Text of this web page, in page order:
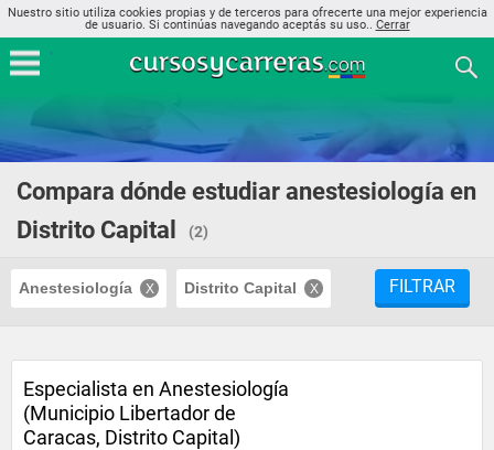
Nuestro sitio utiliza cookies propias y de terceros para ofrecerte una mejor experiencia
de usuario. Si continúas navegando aceptás su uso.. Cerrar
Compara dónde estudiar anestesiología en
Distrito Capital
(2)
Anestesiología Distrito Capital FILTRAR
Especialista en Anestesiología
(Municipio Libertador de
Caracas, Distrito Capital)